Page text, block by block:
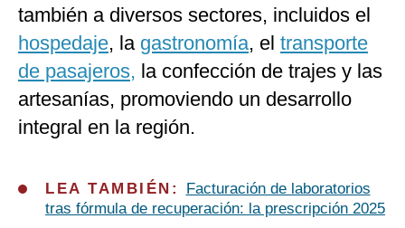
también a diversos sectores, incluidos el
hospedaje, la gastronomía, el transporte
de pasajeros, la confección de trajes y las
artesanías, promoviendo un desarrollo
integral en la región.
LEA TAMBIÉN:
Facturación de laboratorios
tras fórmula de recuperación: la prescripción 2025